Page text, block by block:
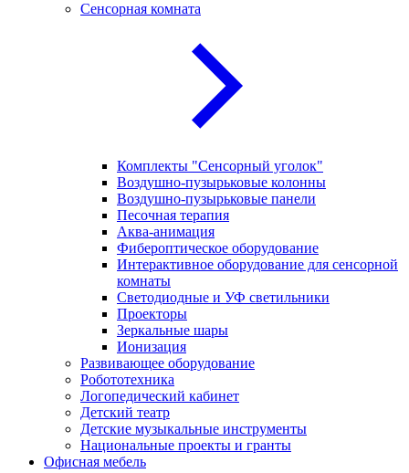
Сенсорная комната
Комплекты "Сенсорный уголок"
Воздушно-пузырьковые колонны
Воздушно-пузырьковые панели
Песочная терапия
Аква-анимация
Фибероптическое оборудование
Интерактивное оборудование для сенсорной
комнаты
Светодиодные и УФ светильники
Проекторы
Зеркальные шары
Ионизация
Развивающее оборудование
Робототехника
Логопедический кабинет
Детский театр
Детские музыкальные инструменты
Национальные проекты и гранты
Офисная мебель